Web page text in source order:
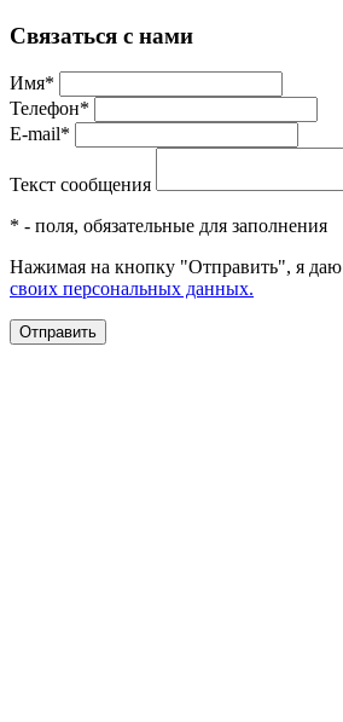
Связаться с нами
Имя*
Телефон*
E-mail*
Текст сообщения
* - поля, обязательные для заполнения
Нажимая на кнопку "Отправить", я даю
своих персональных данных.